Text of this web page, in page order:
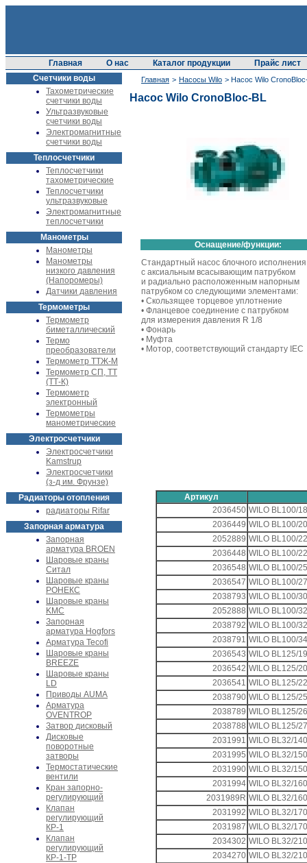
Главная О нас Каталог продукции
Прайс лист
Счетчики воды
Тахометрические
счетчики воды
Ультразвуковые
счетчики воды
Электромагнитные
счетчики воды
Теплосчетчики
Теплосчетчики
тахометрические
Теплосчетчики
ультразвуковые
Электромагнитные
теплосчетчики
Манометры
Манометры
Манометры
низкого давления
(Напоромеры)
Датчики давления
Термометры
Термометр
биметаллический
Термо
преобразователи
Термометр ТТЖ-М
Термометр СП, ТТ
(ТТ-К)
Термометр
электронный
Термометры
манометрические
Электросчетчики
Электросчетчики
Kamstrup
Электросчетчики
(з-д им. Фрунзе)
Радиаторы отопления
радиаторы Rifar
Запорная арматура
Запорная
арматура BROEN
Шаровые краны
Ситал
Шаровые краны
РОНЕКС
Шаровые краны
KMC
Запорная
арматура Hogfors
Арматура Tecofi
Шаровые краны
BREEZE
Шаровые краны
LD
Приводы AUMA
Арматура
OVENTROP
Затвор дисковый
Дисковые
поворотные
затворы
Термостатические
вентили
Кран запорно-
регулирующий
Клапан
регулирующий
КР-1
Клапан
регулирующий
КР-1-ТР
Главная > Насосы Wilo > Насос Wilo
Насос Wilo CronoBloc-BL
Оснащение/функции:
Стандартный насос блочного исполнения
с аксиальным всасывающим патрубком
и радиально расположенным напорным
патрубком со следующими элементами:
• Скользящее торцевое уплотнение
• Фланцевое соединение с патрубком
для измерения давления R 1/8
• Фонарь
• Муфта
• Мотор, соответствующий стандарту IEC
Артикул
2036450 WILO BL100/
2036449 WILO BL100/
2052889 WILO BL100/
2036448 WILO BL100/
2036548 WILO BL100/
2036547 WILO BL100/
2038793 WILO BL100/
2052888 WILO BL100/
2038792 WILO BL100/
2038791 WILO BL100/
2036543 WILO BL125/
2036542 WILO BL125/
2036541 WILO BL125/
2038790 WILO BL125/
2038789 WILO BL125/
2038788 WILO BL125/
2031991 WILO BL32/
2031995 WILO BL32/
2031990 WILO BL32/
2031994 WILO BL32/
2031989R WILO BL32/
2031992 WILO BL32/
2031987 WILO BL32/
2034302 WILO BL32/
2034270 WILO BL32/